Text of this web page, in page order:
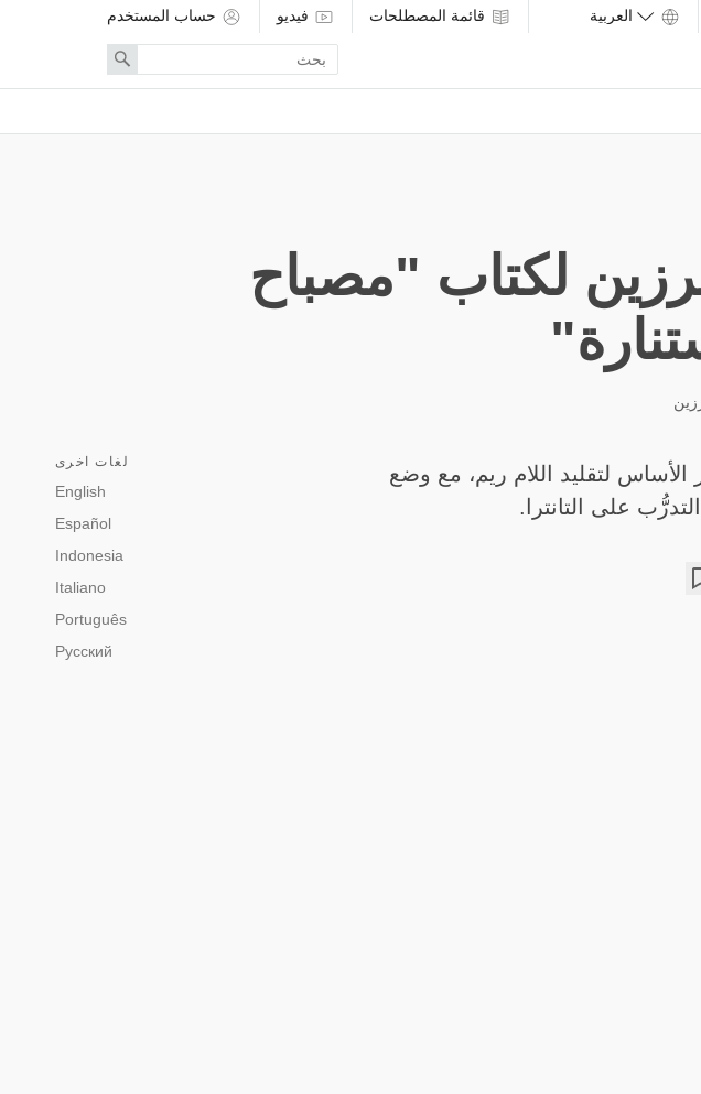
قائمة المصطلحات فيديو حساب المستخدم
search
term
Search
لكتاب "مصباح
لغات اخرى
English
Español
Indonesia
Italiano
Português
Русский
لتقليد اللام ريم، مع وضع
على التانترا.